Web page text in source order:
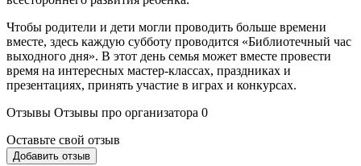
Чтобы родители и дети могли проводить больше времени
вместе, здесь каждую субботу проводится «Библиотечный час
выходного дня». В этот день семья может вместе провести
время на интересных мастер-классах, праздниках и
презентациях, принять участие в играх и конкурсах.
Отзывы Отзывы про организатора 0
Оставьте свой отзыв
Добавить отзыв